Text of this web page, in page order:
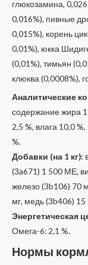
глюкозамина,
0,016%), пивные
0,015%), корень
0,01%), юкка
(0,01%), тимьян
клюква (0,0008%),
Аналитические
содержание жира
2,5 %, влага 10,0
%.
Добавки (на 1 кг):
(3a671) 1 500 МЕ,
железо (3b106) 70
мг, медь (3b406) 15
Энергетическая
Омега-6: 2,1 %.
Нормы